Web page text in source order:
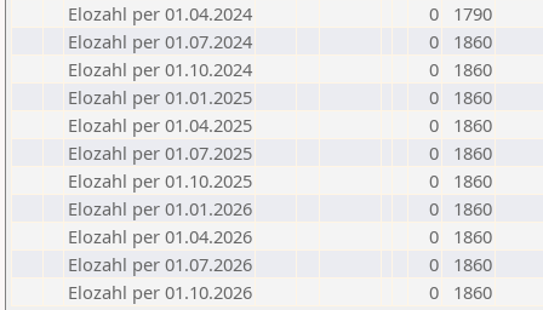
Elozahl per 01.04.2024
0
1790
Elozahl per 01.07.2024
0
1860
Elozahl per 01.10.2024
0
1860
Elozahl per 01.01.2025
0
1860
Elozahl per 01.04.2025
0
1860
Elozahl per 01.07.2025
0
1860
Elozahl per 01.10.2025
0
1860
Elozahl per 01.01.2026
0
1860
Elozahl per 01.04.2026
0
1860
Elozahl per 01.07.2026
0
1860
Elozahl per 01.10.2026
0 1860